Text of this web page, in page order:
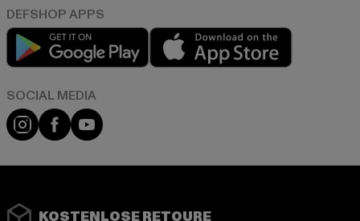
Play market
Instagram
FacebookYouTube
KOSTENLOSE RETOURE